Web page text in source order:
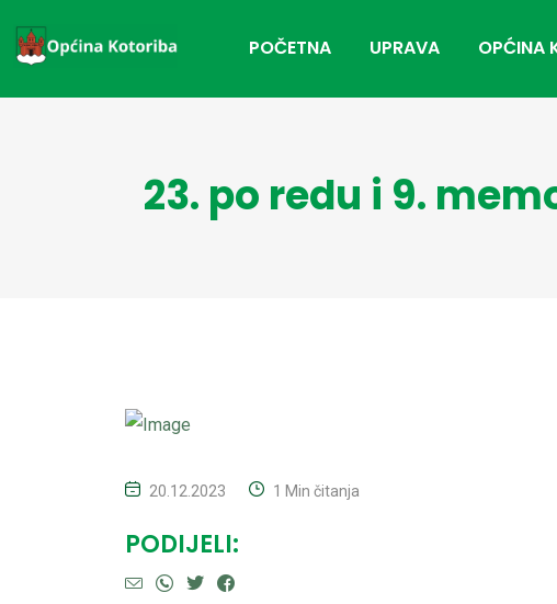
POČETNA UPRAVA OPĆINA
23. po redu i 9.
20.12.2023 1 Min čitanja
PODIJELI: